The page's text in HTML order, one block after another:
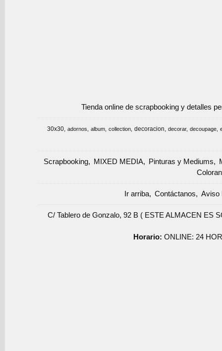
Tienda online de scrapbooking y detalles
30x30 adornos album collection decoracion decorar decoupage
Scrapbooking MIXED MEDIA Pinturas y Mediums
Ir arriba Contáctanos Aviso
C/ Tablero de Gonzalo, 92 B ( ESTE ALMACEN ES
Horario:ONLINE: 24